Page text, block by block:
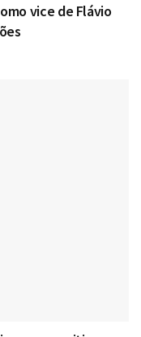
vice de Flávio